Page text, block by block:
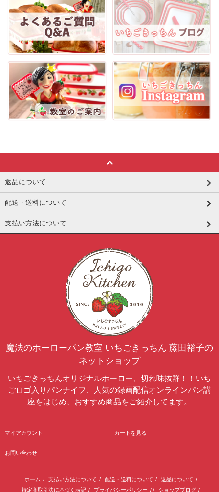
返品について
配送・送料について
支払い方法について
魔法のホーローパン教室 いちごきっちん 藤田裕子の
ネットショップ
いちごきっちんオリジナルホーロー、切れ味抜群！！いち
ごロゴ入りパンナイフ、人気の録画配信オンラインパン講
座をはじめ、おすすめ商品をご紹介してます。
マイアカウント カートを見る
お問い合わせ
ホーム / 支払い方法について / 配送・送料について / 返品について /
特定商取引法に基づく表記 / プライバシーポリシー / / ショップブログ /